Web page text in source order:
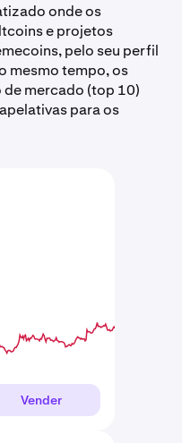
onde os
e projetos
pelo seu perfil
mesmo tempo, os
mercado (top 10)
para os
Vender